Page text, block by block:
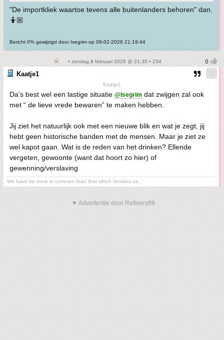
"De importkliek waartoe tevens alle buitenlanders behoren" dan.
🤷🏼
Bericht 0% gewijzigd door Isegrim op 08-02-2026 21:19:44
• zondag 8 februari 2026 @ 21:30 • 234
Kaatje1
Kaatje1
Da’s best wel een lastige situatie @Isegrim dat zwijgen zal ook
met “ de lieve vrede bewaren” te maken hebben.
Jij ziet het natuurlijk ook met een nieuwe blik en wat je zegt, jij
hebt geen historische banden met de mensen. Maar je ziet ze
wel kapot gaan. Wat is de reden van het drinken? Ellende
vergeten, gewoonte (want dat hoort zo hier) of
gewenning/verslaving
We have far more in common than that which devides us..
▼ Advertentie door Refinery89